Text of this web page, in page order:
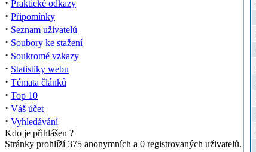
· Praktické odkazy
· Připomínky
· Seznam uživatelů
· Soubory ke stažení
· Soukromé vzkazy
· Statistiky webu
· Témata článků
· Top 10
· Váš účet
· Vyhledávání
Kdo je přihlášen ?
Stránky prohlíží 375 anonymních a 0 registrovaných uživatelů.